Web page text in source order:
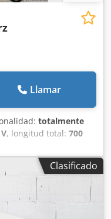
Llamar
totalmente
, longitud total: 700
hasta:09/2027,
mm
, frecuencia de
, bm TEC cinta
de banda: 350 mm
escalonamientos
Clasificado